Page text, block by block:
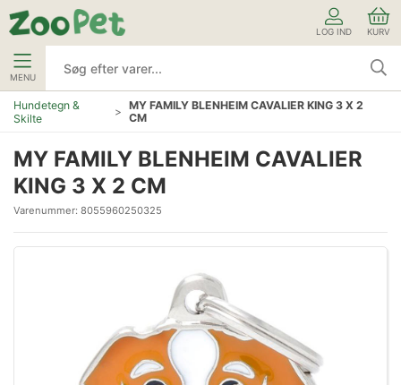
LOG IND KURV
MENU
Hundetegn &
Skilte
MY FAMILY BLENHEIM CAVALIER KING 3 X 2
CM
MY FAMILY BLENHEIM CAVALIER
KING 3 X 2 CM
Varenummer: 8055960250325